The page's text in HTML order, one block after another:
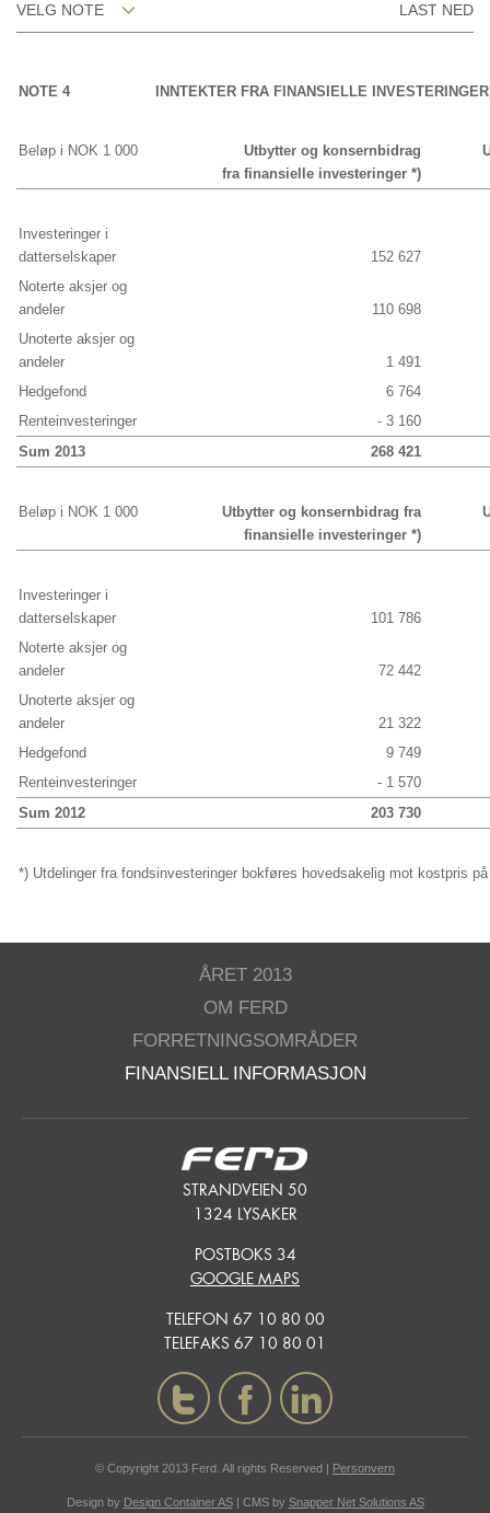
VELG NOTE LAST NED
NOTE 4 INNTEKTER FRA FINANSIELLE INVESTERINGER
Beløp i NOK 1 000
Utbytter og konsernbidrag
fra finansielle investeringer *)
Investeringer i
datterselskaper
152 627
Noterte aksjer og
andeler
110 698
Unoterte aksjer og
andeler
1 491
Hedgefond
6 764
Renteinvesteringer
- 3 160
Sum 2013
268 421
Beløp i NOK 1 000
Utbytter og konsernbidrag fra
finansielle investeringer *)
Investeringer i
datterselskaper
101 786
Noterte aksjer og
andeler
72 442
Unoterte aksjer og
andeler
21 322
Hedgefond
9 749
Renteinvesteringer
- 1 570
Sum 2012
203 730
*) Utdelinger fra fondsinvesteringer bokføres hovedsakelig mot kostpris
ÅRET 2013
OM FERD
FORRETNINGSOMRÅDER
FINANSIELL INFORMASJON
STRANDVEIEN 50
1324 LYSAKER
POSTBOKS 34
GOOGLE MAPS
TELEFON 67 10 80 00
TELEFAKS 67 10 80 01
t f i
© Copyright 2013 Ferd. All rights Reserved | Personvern
Design by Design Container AS| CMS by Snapper Net Solutions AS